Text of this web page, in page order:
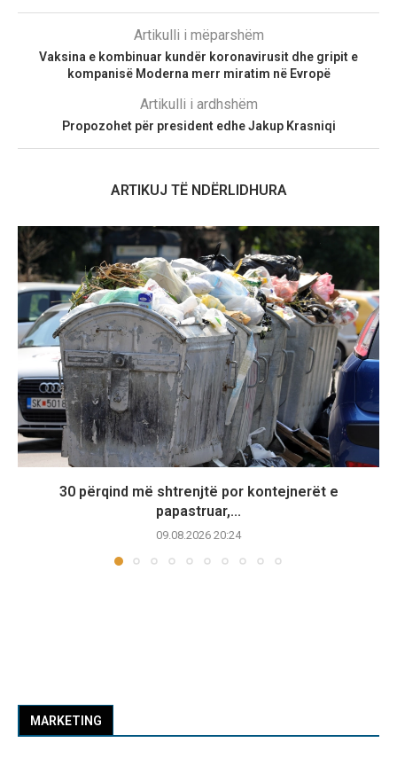
Artikulli i mëparshëm
Vaksina e kombinuar kundër koronavirusit dhe gripit e
kompanisë Moderna merr miratim në Evropë
Artikulli i ardhshëm
Propozohet për president edhe Jakup Krasniqi
ARTIKUJ TË NDËRLIDHURA
30 përqind më shtrenjtë por kontejnerët e
papastruar,...
09.08.2026 20:24
MARKETING